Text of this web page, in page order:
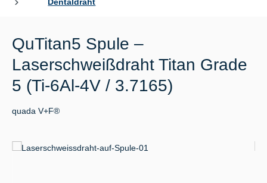
QuTitan5 Spule –
Laserschweißdraht Titan Grade
5 (Ti-6Al-4V / 3.7165)
quada V+F®
Bildergalerie überspringen